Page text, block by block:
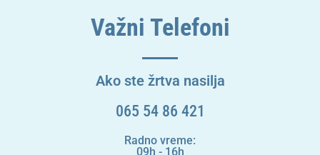
Važni Telefoni
Ako ste žrtva nasilja
065 54 86 421
Radno vreme:
09h - 16h